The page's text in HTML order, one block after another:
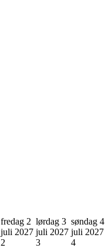
fredag 2
juli 2027
2
lørdag 3
juli 2027
3
søndag 4
juli 2027
4